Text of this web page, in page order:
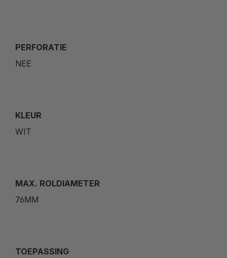
PERFORATIE
NEE
KLEUR
WIT
MAX. ROLDIAMETER
76MM
TOEPASSING